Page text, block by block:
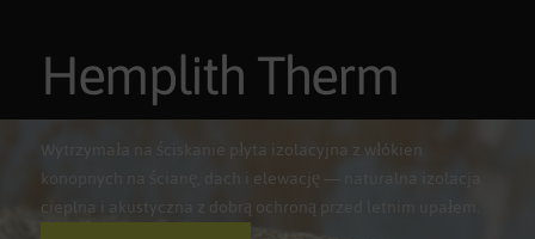
Hemplith Therm
Wytrzymała na ściskanie płyta izolacyjna z włókien
konopnych na ścianę, dach i elewację — naturalna izolacja
cieplna i akustyczna z dobrą ochroną przed letnim upałem.